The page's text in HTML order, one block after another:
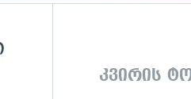
კვირის